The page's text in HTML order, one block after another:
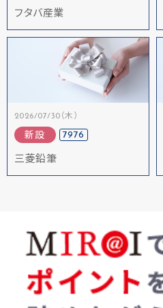
フタバ産業
2026/07/30（木）
新設 7976
三菱鉛筆